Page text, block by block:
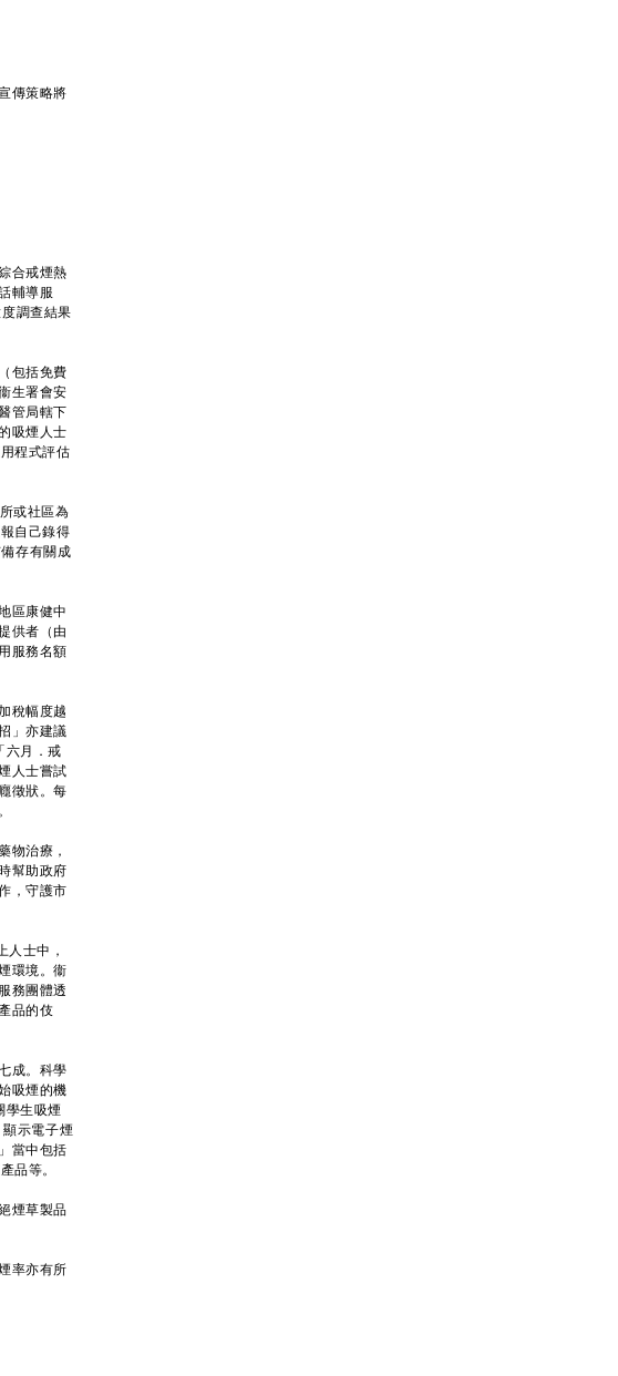
傳策略將
合戒煙熱
輔導服
調查結果
包括免費
生署會安
管局轄下
吸煙人士
程式評估
或社區為
自己錄得
存有關成
區康健中
供者（由
服務名額
稅幅度越
」亦建議
六月．戒
人士嘗試
徵狀。每
物治療，
幫助政府
，守護市
人士中，
環境。衞
務團體透
品的伎
成。科學
吸煙的機
學生吸煙
示電子煙
當中包括
品等。
煙草製品
率亦有所